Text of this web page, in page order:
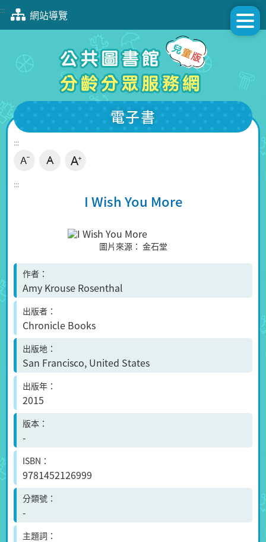
跳
塊
::: 網站導覽
電子書
:::
:::
I Wish You More
圖片來源： 金石堂
作者
Amy Krouse Rosenthal
出版者
Chronicle Books
出版地
San Francisco, United States
出版年
2015
版本
-
ISBN
9781452126999
分類號
-
主題詞